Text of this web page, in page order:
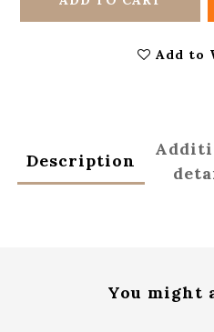
Add to
Description
You might